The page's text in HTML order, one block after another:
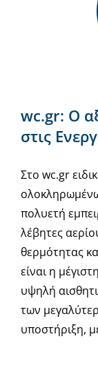
wc.gr: Ο
στις
Στο wc.gr
πολυετή
λέβητες
θερμότητας
είναι η
υψηλή
των
υποστήριξη,